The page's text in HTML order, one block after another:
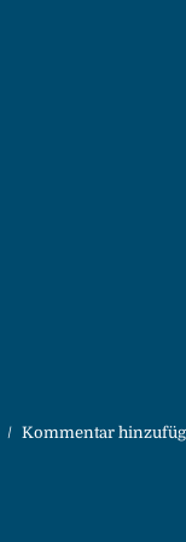
Kommentar